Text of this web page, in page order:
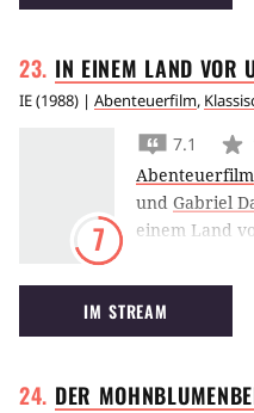
IN EINEM LAND VOR
IE(1988) | Abenteuerfilm,
7
7.1
Abenteuerfilm
und Gabriel
einem Land
Littlefoot,
Klassiker des
IM STREAM
DER